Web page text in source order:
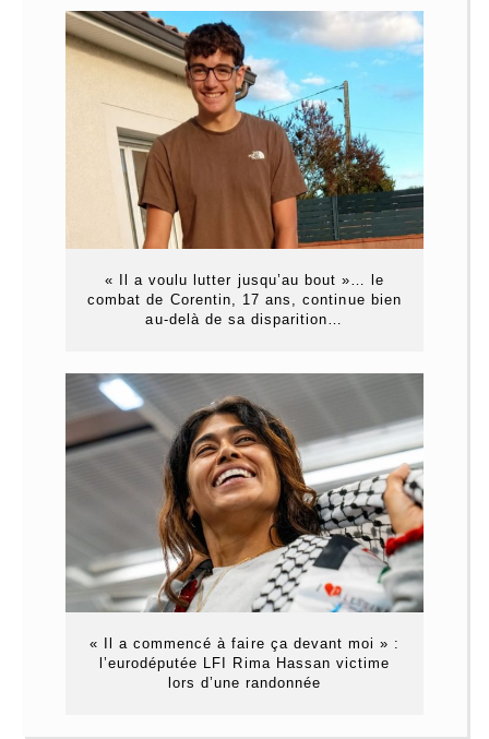
« Il a voulu lutter jusqu’au bout »… le
combat de Corentin, 17 ans, continue bien
au-delà de sa disparition…
« Il a commencé à faire ça devant moi » :
l’eurodéputée LFI Rima Hassan victime
lors d’une randonnée